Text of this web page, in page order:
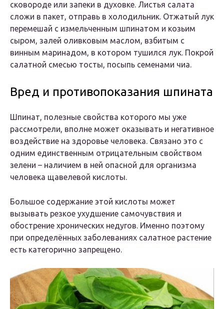
сковороде или запеки в духовке. Листья салата
сложи в пакет, отправь в холодильник. Отжатый лук
перемешай с измельченным шпинатом и козьим
сыром, залей оливковым маслом, взбитым с
винным маринадом, в котором тушился лук. Покрой
салатной смесью тосты, посыпь семенами чиа.
Вред и противопоказания шпината
Шпинат, полезные свойства которого мы уже
рассмотрели, вполне может оказывать и негативное
воздействие на здоровье человека. Связано это с
одним единственным отрицательным свойством
зелени – наличием в ней опасной для организма
человека щавелевой кислоты.
Большое содержание этой кислоты может
вызывать резкое ухудшение самочувствия и
обострение хронических недугов. Именно поэтому
при определённых заболеваниях салатное растение
есть категорично запрещено.